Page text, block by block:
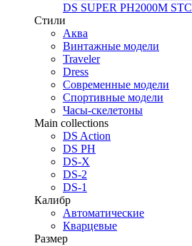
DS SUPER PH2000M STC
Стили
Аква
Винтажные модели
Traveler
Dress
Современные модели
Спортивные модели
Часы-скелетоны
Main collections
DS Action
DS PH
DS-X
DS-2
DS-1
Калибр
Автоматические
Кварцевые
Размер